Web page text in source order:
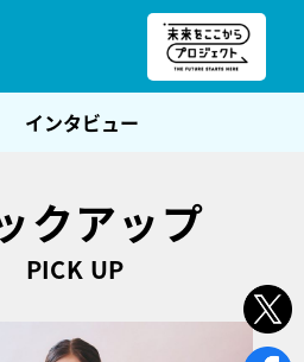
インタビュー
クアップ
PICK UP